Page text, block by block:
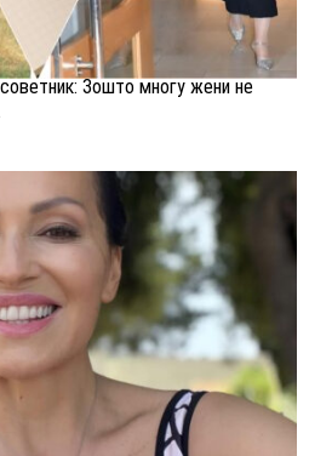
Зошто многу жени не